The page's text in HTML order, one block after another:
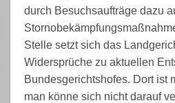
durch Besuchsaufträge dazu
Stelle setzt sich das
Widersprüche zu aktuellen
Bundesgerichtshofes. Dort ist
man könne sich nicht darauf